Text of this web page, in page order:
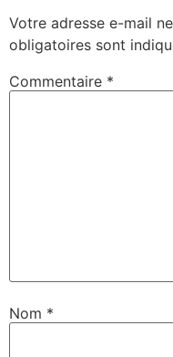
Votre adresse e-mail
obligatoires sont
Commentaire *
Nom *